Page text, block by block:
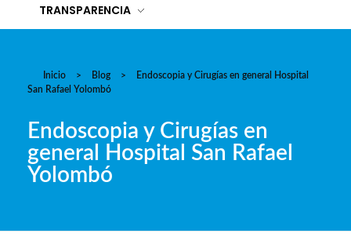
TRANSPARENCIA
Inicio > Blog >
Endoscopia y Cirugías en general Hospital
San Rafael Yolombó
Endoscopia y Cirugías en
general Hospital San Rafael
Yolombó